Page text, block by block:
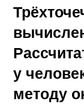
у
методу